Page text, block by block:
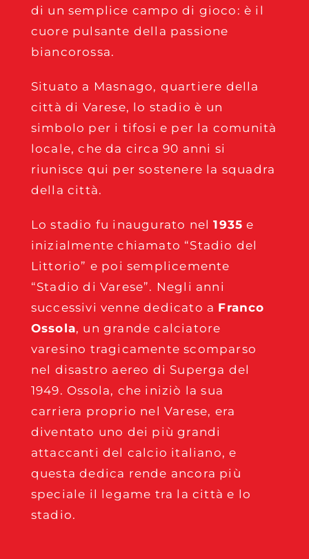
di un semplice campo di gioco: è il
cuore pulsante della passione
biancorossa.
Situato a Masnago, quartiere della
città di Varese, lo stadio è un
simbolo per i tifosi e per la comunità
locale, che da circa 90 anni si
riunisce qui per sostenere la squadra
della città.
Lo stadio fu inaugurato nel1935 e
inizialmente chiamato “Stadio del
Littorio” e poi semplicemente
“Stadio di Varese”. Negli anni
successivi venne dedicato a Franco
Ossola, un grande calciatore
varesino tragicamente scomparso
nel disastro aereo di Superga del
1949. Ossola, che iniziò la sua
carriera proprio nel Varese, era
diventato uno dei più grandi
attaccanti del calcio italiano, e
questa dedica rende ancora più
speciale il legame tra la città e lo
stadio.